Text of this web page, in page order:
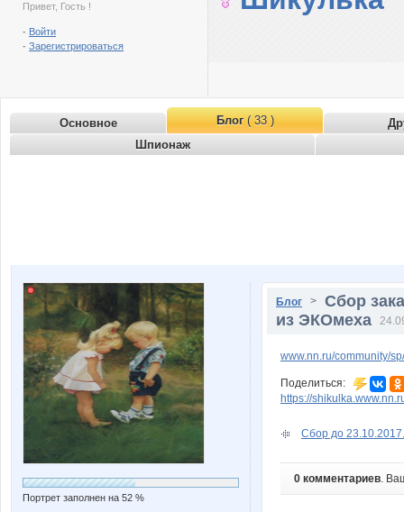
Привет, Гость !
- Войти
- Зарегистрироваться
Основное Блог( 33 )
Шпионаж
Портрет заполнен на 52 %
Блог > Сбор
из ЭКОмеха
www.nn.ru/community/
Поделиться:
https://
Сбор до
0 комментариев.